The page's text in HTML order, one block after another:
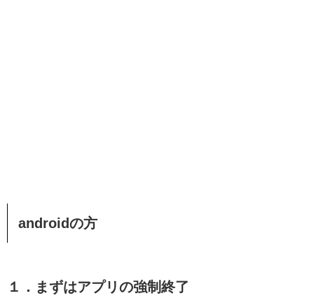
androidの方
１．まずはアプリの強制終了